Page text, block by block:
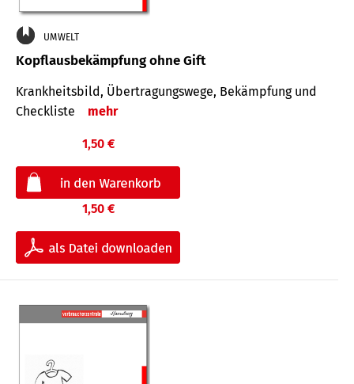
UMWELT
Kopflausbekämpfung ohne Gift
Krankheits­bild, Übertra­gungs­wege, Bekämpfung und
Check­liste
mehr
1,50 €
1,50 €